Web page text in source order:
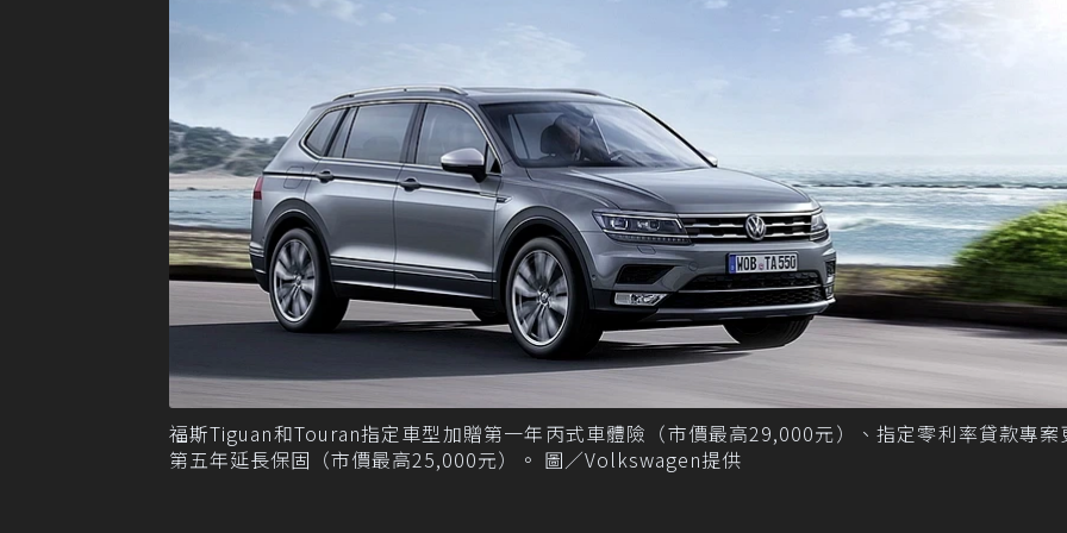
福斯Tiguan和Touran指定車型加贈第一年丙式車體險（市價最高29,000元）、指定零利率貸款專案
第五年延長保固（市價最高25,000元）。 圖／Volkswagen提供